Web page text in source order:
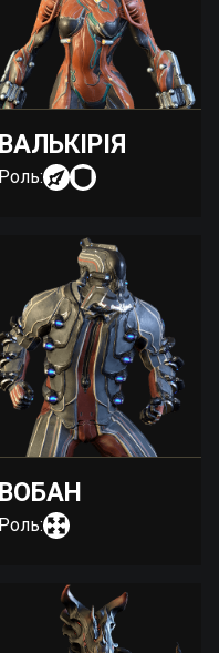
ВАЛЬКІРІЯ
Роль:
ВОБАН
Роль: